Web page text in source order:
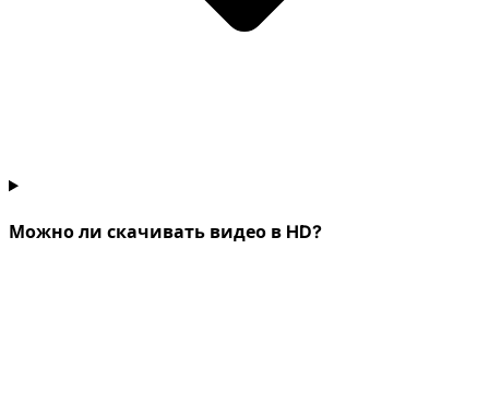
Можно ли скачивать видео в HD?